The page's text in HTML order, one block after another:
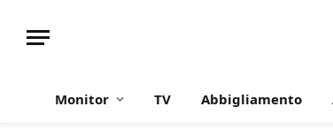
Monitor TV Abbigliamento